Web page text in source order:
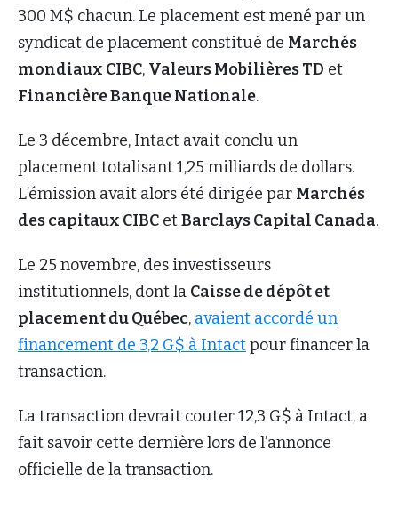
300 M$ chacun. Le placement est mené par un
syndicat de placement constitué de Marchés
mondiaux CIBC, Valeurs Mobilières TD et
Financière Banque Nationale.
Le 3 décembre, Intact avait conclu un
placement totalisant 1,25 milliards de dollars.
L’émission avait alors été dirigée par Marchés
des capitaux CIBC etBarclays Capital Canada.
Le 25 novembre, des investisseurs
institutionnels, dont la Caisse de dépôt et
placement du Québec, avaient accordé un
financement de 3,2 G$ à Intactpour financer la
transaction.
La transaction devrait couter 12,3 G$ à Intact, a
fait savoir cette dernière lors de l’annonce
officielle de la transaction.